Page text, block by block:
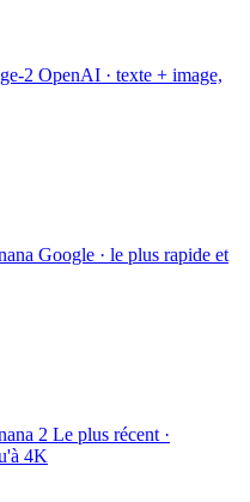
2 OpenAI · texte + image,
Google · le plus rapide et
2 Le plus récent ·
4K